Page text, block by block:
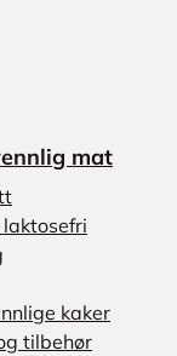
mat
kaker
tilbehør